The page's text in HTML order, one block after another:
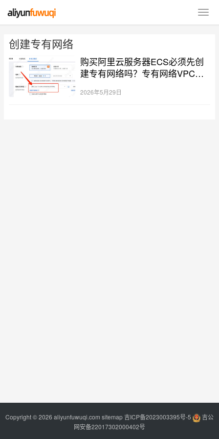
创建专有网络
购买阿里云服务器ECS必须先创
建专有网络吗？专有网络VPC是
2026年5月29日
Copyright © 2026 aliyunfuwuqi.com sitemap吉ICP备2023003395号-5
吉公
网安备22017302000402号